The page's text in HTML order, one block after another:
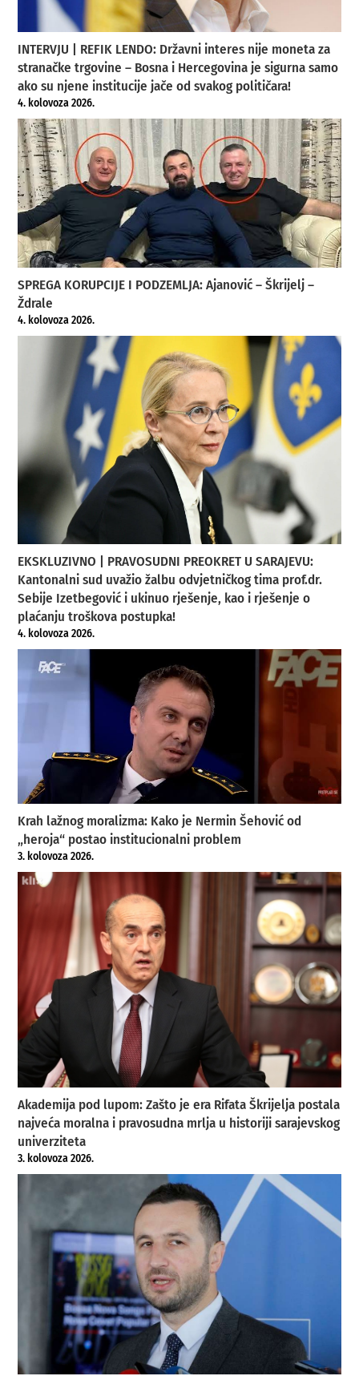
INTERVJU | REFIK LENDO: Državni interes nije moneta za
stranačke trgovine – Bosna i Hercegovina je sigurna samo
ako su njene institucije jače od svakog političara!
4. kolovoza 2026.
SPREGA KORUPCIJE I PODZEMLJA: Ajanović – Škrijelj –
Ždrale
4. kolovoza 2026.
EKSKLUZIVNO | PRAVOSUDNI PREOKRET U SARAJEVU:
Kantonalni sud uvažio žalbu odvjetničkog tima prof.dr.
Sebije Izetbegović i ukinuo rješenje, kao i rješenje o
plaćanju troškova postupka!
4. kolovoza 2026.
Krah lažnog moralizma: Kako je Nermin Šehović od
„heroja“ postao institucionalni problem
3. kolovoza 2026.
Akademija pod lupom: Zašto je era Rifata Škrijelja postala
najveća moralna i pravosudna mrlja u historiji sarajevskog
univerziteta
3. kolovoza 2026.